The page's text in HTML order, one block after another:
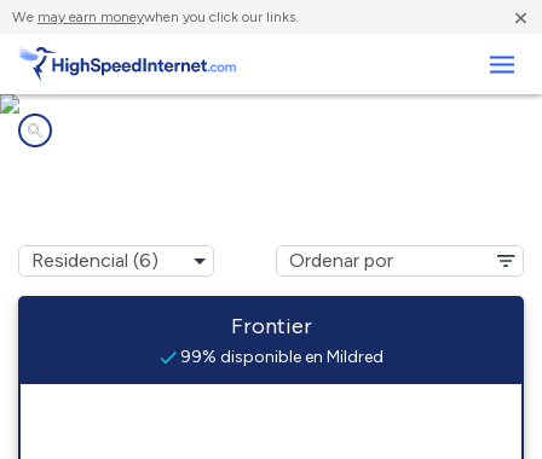
We may earn moneywhen you click our links. ×
Frontier
99% disponible en Mildred